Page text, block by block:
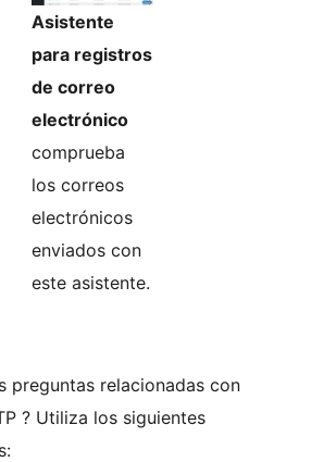
Asistente
para registros
de correo
electrónico
comprueba
los correos
electrónicos
enviados con
este asistente.
preguntas relacionadas con
? Utiliza los siguientes